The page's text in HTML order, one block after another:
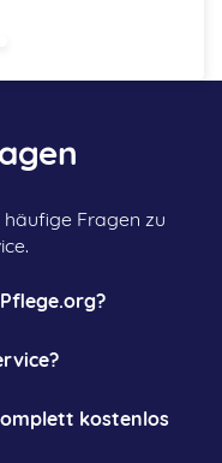
Fragen zu
mit
schnell und
unzufrieden sind
kostenlos